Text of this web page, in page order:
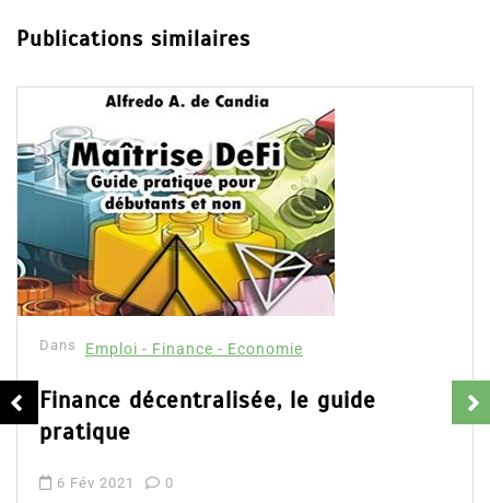
Publications similaires
Dans Emploi - Finance - Economie
Crypto-Monnaies et Blockchain de A
à Z
10 Sep 2023